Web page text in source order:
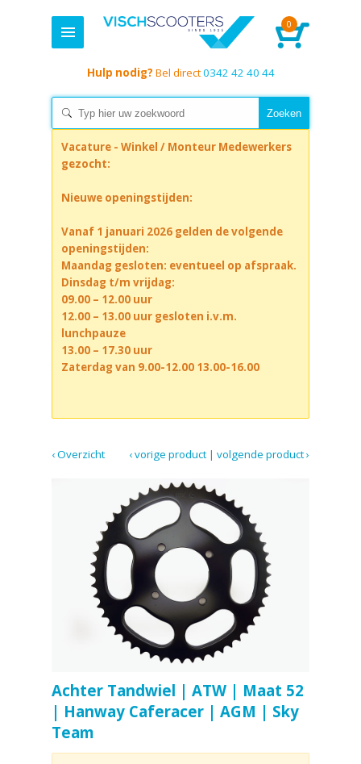
0
Hulp nodig? Bel direct0342 42 40 44
Vacature - Winkel / Monteur Medewerkers
gezocht:
Nieuwe openingstijden:
Vanaf 1 januari 2026 gelden de volgende
openingstijden:
Maandag gesloten: eventueel op afspraak.
Dinsdag t/m vrijdag:
09.00 – 12.00 uur
12.00 – 13.00 uur gesloten i.v.m.
lunchpauze
13.00 – 17.30 uur
Zaterdag van 9.00-12.00 13.00-16.00
‹ Overzicht volgende product ›
|
‹ vorige product
Achter Tandwiel | ATW | Maat 52
| Hanway Caferacer | AGM | Sky
Team